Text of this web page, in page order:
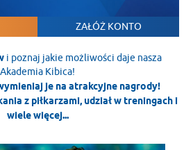
ZAŁÓŻ KONTO
i poznaj jakie możliwości daje nasza
Akademia Kibica!
je na atrakcyjne nagrody!
z piłkarzami, udział w treningach i
wiele więcej...